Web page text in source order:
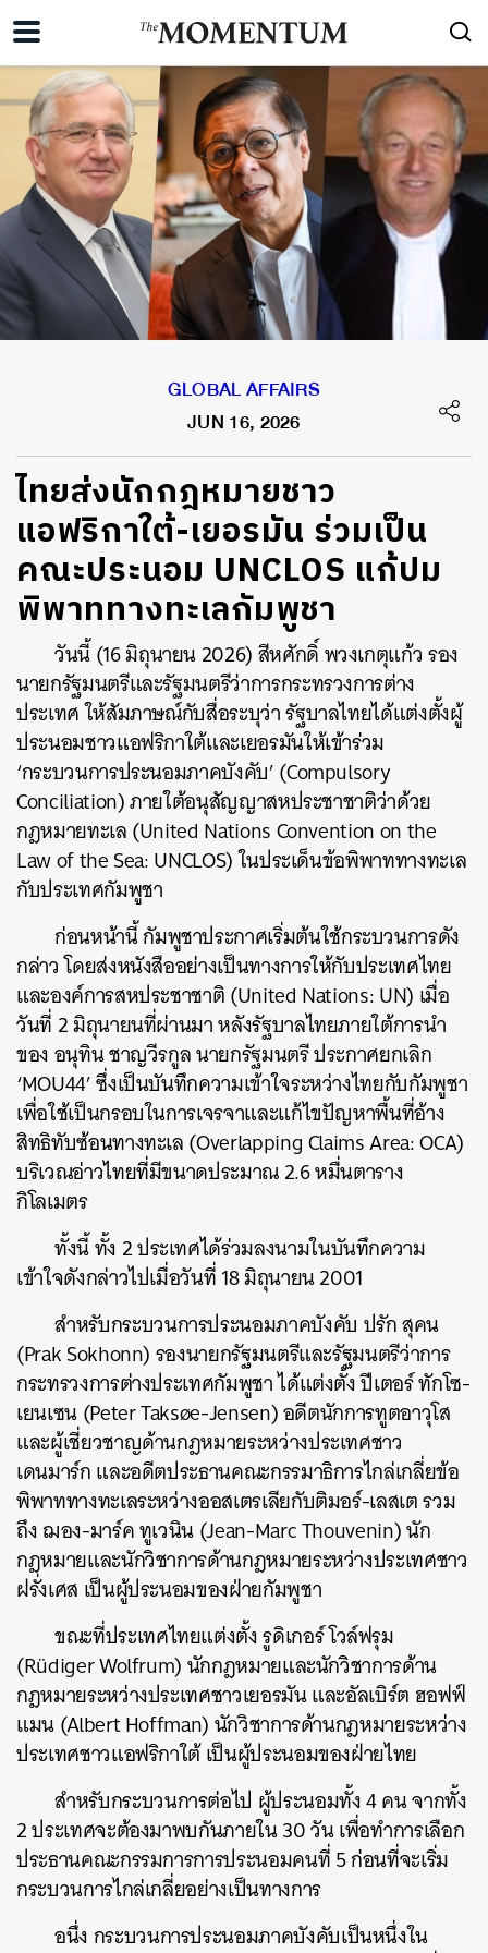
GLOBAL AFFAIRS
JUN 16, 2026
ไทยส่งนักกฎหมายชาว
แอฟริกาใต้-เยอรมัน ร่วมเป็น
คณะประนอม UNCLOS แก้ปม
พิพาททางทะเลกัมพูชา
วันนี้ (16 มิถุนายน 2026) สีหศักดิ์ พวงเกตุแก้ว รอง
นายกรัฐมนตรีและรัฐมนตรีว่าการกระทรวงการต่าง
ประเทศ ให้สัมภาษณ์กับสื่อระบุว่า รัฐบาลไทยได้แต่งตั้งผู้
ประนอมชาวแอฟริกาใต้และเยอรมันให้เข้าร่วม
‘กระบวนการประนอมภาคบังคับ’ (Compulsory
Conciliation) ภายใต้อนุสัญญาสหประชาชาติว่าด้วย
กฎหมายทะเล (United Nations Convention on the
Law of the Sea: UNCLOS) ในประเด็นข้อพิพาททางทะเล
กับประเทศกัมพูชา
ก่อนหน้านี้ กัมพูชาประกาศเริ่มต้นใช้กระบวนการดัง
กล่าว โดยส่งหนังสืออย่างเป็นทางการให้กับประเทศไทย
และองค์การสหประชาชาติ (United Nations: UN) เมื่อ
วันที่ 2 มิถุนายนที่ผ่านมา หลังรัฐบาลไทยภายใต้การนำ
ของ อนุทิน ชาญวีรกูล นายกรัฐมนตรี ประกาศยกเลิก
‘MOU44’ ซึ่งเป็นบันทึกความเข้าใจระหว่างไทยกับกัมพูชา
เพื่อใช้เป็นกรอบในการเจรจาและแก้ไขปัญหาพื้นที่อ้าง
สิทธิทับซ้อนทางทะเล (Overlapping Claims Area: OCA)
บริเวณอ่าวไทยที่มีขนาดประมาณ 2.6 หมื่นตาราง
กิโลเมตร
ทั้งนี้ ทั้ง 2 ประเทศได้ร่วมลงนามในบันทึกความ
เข้าใจดังกล่าวไปเมื่อวันที่ 18 มิถุนายน 2001
สำหรับกระบวนการประนอมภาคบังคับ ปรัก สุคน
(Prak Sokhonn) รองนายกรัฐมนตรีและรัฐมนตรีว่าการ
กระทรวงการต่างประเทศกัมพูชา ได้แต่งตั้ง ปีเตอร์ ทักโซ-
เยนเซน (Peter Taksøe-Jensen) อดีตนักการทูตอาวุโส
และผู้เชี่ยวชาญด้านกฎหมายระหว่างประเทศชาว
เดนมาร์ก และอดีตประธานคณะกรรมาธิการไกล่เกลี่ยข้อ
พิพาททางทะเลระหว่างออสเตรเลียกับติมอร์-เลสเต รวม
ถึง ฌอง-มาร์ค ทูเวนิน (Jean-Marc Thouvenin) นัก
กฎหมายและนักวิชาการด้านกฎหมายระหว่างประเทศชาว
ฝรั่งเศส เป็นผู้ประนอมของฝ่ายกัมพูชา
ขณะที่ประเทศไทยแต่งตั้ง รูดิเกอร์ โวล์ฟรุม
(Rüdiger Wolfrum) นักกฎหมายและนักวิชาการด้าน
กฎหมายระหว่างประเทศชาวเยอรมัน และอัลเบิร์ต ฮอฟฟ์
แมน (Albert Hoffman) นักวิชาการด้านกฎหมายระหว่าง
ประเทศชาวแอฟริกาใต้ เป็นผู้ประนอมของฝ่ายไทย
สำหรับกระบวนการต่อไป ผู้ประนอมทั้ง 4 คน จากทั้ง
2 ประเทศจะต้องมาพบกันภายใน 30 วัน เพื่อทำการเลือก
ประธานคณะกรรมการการประนอมคนที่ 5 ก่อนที่จะเริ่ม
กระบวนการไกล่เกลี่ยอย่างเป็นทางการ
อนึ่ง กระบวนการประนอมภาคบังคับเป็นหนึ่งใน